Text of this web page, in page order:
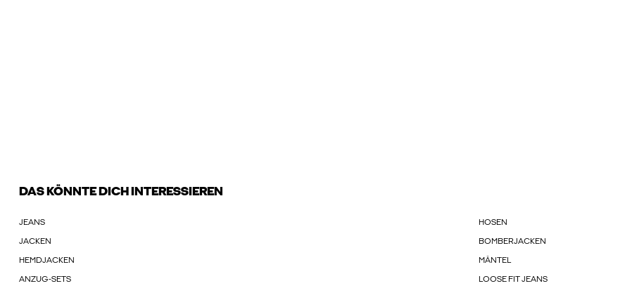
DAS KÖNNTE DICH INTERESSIEREN
JEANS HOSEN
JACKEN BOMBERJACKEN
HEMDJACKEN MÄNTEL
ANZUG-SETS LOOSE FIT JEANS